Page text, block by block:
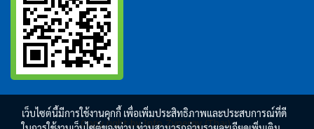
Copy right by Info Zynergy (Thai)
เว็บไซต์นี้มีการใช้งานคุกกี้ เพื่อเพิ่มประสิทธิภาพและประสบการณ์ที่ดี